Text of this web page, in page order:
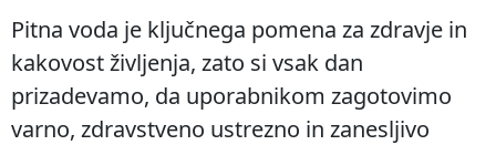
Pitna voda je ključnega pomena za zdravje in
kakovost življenja, zato si vsak dan
prizadevamo, da uporabnikom zagotovimo
varno, zdravstveno ustrezno in zanesljivo